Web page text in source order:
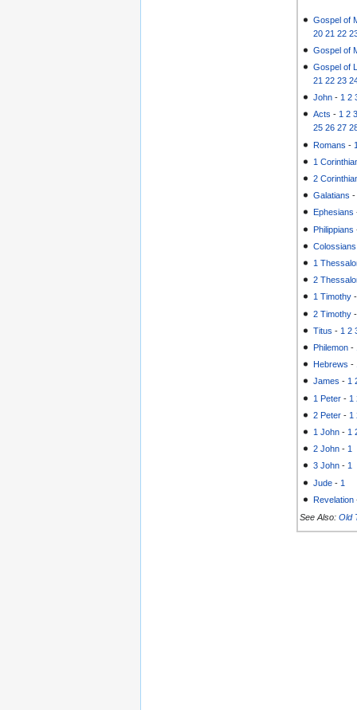
Gospel of
20 21 22
Gospel of
Gospel of
21 22 23
John - 1 2
Acts - 1 2
25 26 27
Romans -
1
2
Galatians
Ephesians
Philippians
Colossians
1
2
1 Timothy
2 Timothy
Titus - 1 2
Philemon -
Hebrews -
James - 1
1 Peter - 1
2 Peter - 1
1 John - 1
2 John - 1
3 John -1
Jude - 1
Revelation
See Also: Old